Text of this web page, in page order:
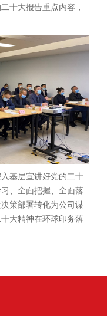
十大报告重点内容，
基层宣讲好党的二十
、全面把握、全面落
策部署转化为公司谋
大精神在环球印务落